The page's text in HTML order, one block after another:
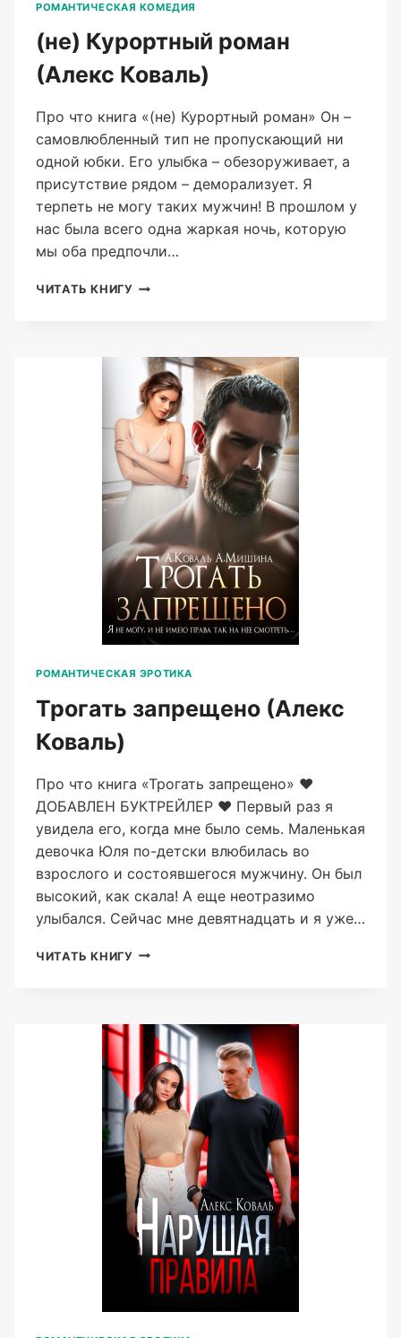
РОМАНТИЧЕСКАЯ КОМЕДИЯ
(не) Курортный роман
(Алекс Коваль)
Про что книга «(не) Курортный роман» Он –
самовлюбленный тип не пропускающий ни
одной юбки. Его улыбка – обезоруживает, а
присутствие рядом – деморализует. Я
терпеть не могу таких мужчин! В прошлом у
нас была всего одна жаркая ночь, которую
мы оба предпочли…
ЧИТАТЬ КНИГУ (НЕ)
КОВАЛЬ)
РОМАНТИЧЕСКАЯ ЭРОТИКА
Трогать запрещено (Алекс
Коваль)
Про что книга «Трогать запрещено» ❤️
ДОБАВЛЕН БУКТРЕЙЛЕР ❤️ Первый раз я
увидела его, когда мне было семь. Маленькая
девочка Юля по-детски влюбилась во
взрослого и состоявшегося мужчину. Он был
высокий, как скала! А еще неотразимо
улыбался. Сейчас мне девятнадцать и я уже…
ЧИТАТЬ КНИГУ ТРОГАТЬ